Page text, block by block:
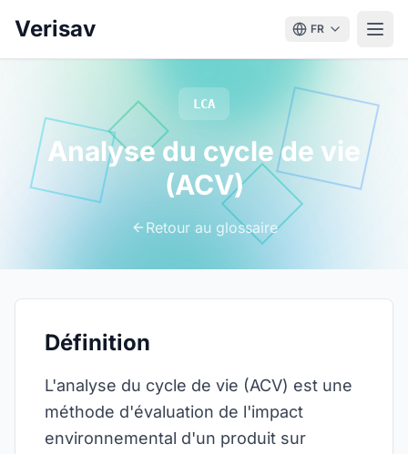
Verisav FR
LCA
Analyse du cycle de vie
(ACV)
Retour au glossaire
Définition
L'analyse du cycle de vie (ACV) est une
méthode d'évaluation de l'impact
environnemental d'un produit sur